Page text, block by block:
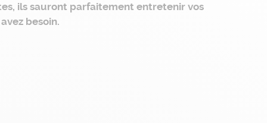
ils sauront parfaitement entretenir vos
besoin.